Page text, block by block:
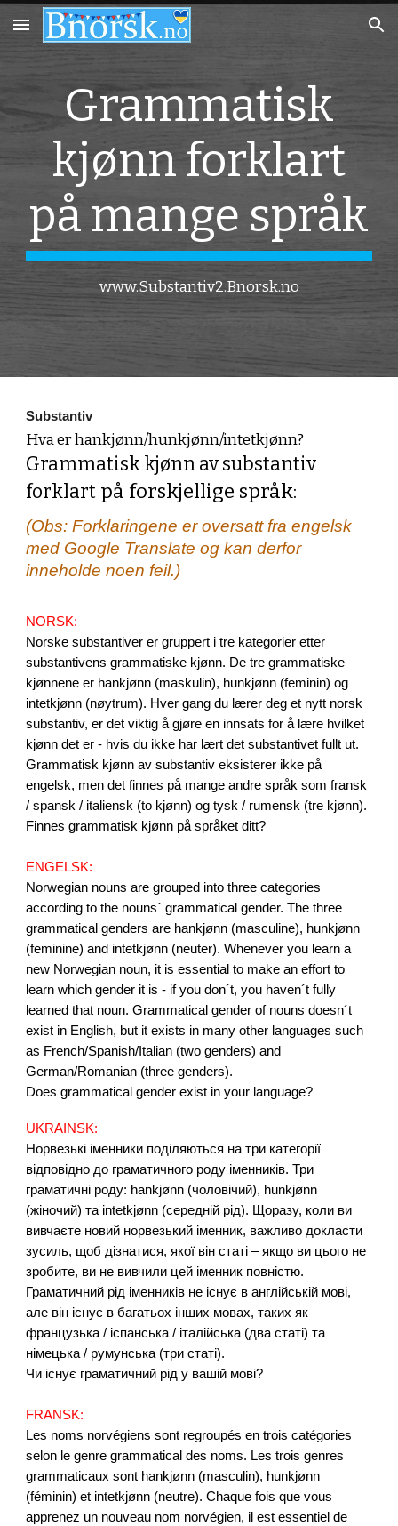
Skip to main content Skip to navigation
Grammatisk
kjønn forklart
på mange språk
www.Substantiv2.Bnorsk.no
Substantiv
Hva er hankjønn/hunkjønn/intetkjønn?
Grammatisk kjønn av substantiv
forklart på forskjellige språk:
(Obs: Forklaringene er oversatt fra engelsk
med Google Translate og kan derfor
inneholde noen feil.)
NORSK:
Norske substantiver er gruppert i tre kategorier etter
substantivens grammatiske kjønn. De tre grammatiske
kjønnene er hankjønn (maskulin), hunkjønn (feminin) og
intetkjønn (nøytrum). Hver gang du lærer deg et nytt norsk
substantiv, er det viktig å gjøre en innsats for å lære hvilket
kjønn det er - hvis du ikke har lært det substantivet fullt ut.
Grammatisk kjønn av substantiv eksisterer ikke på
engelsk, men det finnes på mange andre språk som fransk
/ spansk / italiensk (to kjønn) og tysk / rumensk (tre kjønn).
Finnes grammatisk kjønn på språket ditt?
ENGELSK:
Norwegian nouns are grouped into three categories
according to the nouns´ grammatical gender. The three
grammatical genders are hankjønn (masculine), hunkjønn
(feminine) and intetkjønn (neuter). Whenever you learn a
new Norwegian noun, it is essential to make an effort to
learn which gender it is - if you don´t, you haven´t fully
learned that noun. Grammatical gender of nouns doesn´t
exist in English, but it exists in many other languages such
as French/Spanish/Italian (two genders) and
German/Romanian (three genders).
Does grammatical gender exist in your language?
UKRAINSK:
Норвезькі іменники поділяються на три категорії
відповідно до граматичного роду іменників. Три
граматичні роду: hankjønn (чоловічий), hunkjønn
(жіночий) та intetkjønn (середній рід). Щоразу, коли ви
вивчаєте новий норвезький іменник, важливо докласти
зусиль, щоб дізнатися, якої він статі – якщо ви цього не
зробите, ви не вивчили цей іменник повністю.
Граматичний рід іменників не існує в англійській мові,
але він існує в багатьох інших мовах, таких як
французька / іспанська / італійська (два статі) та
німецька / румунська (три статі).
Чи існує граматичний рід у вашій мові?
FRANSK:
Les noms norvégiens sont regroupés en trois catégories
selon le genre grammatical des noms. Les trois genres
grammaticaux sont hankjønn (masculin), hunkjønn
(féminin) et intetkjønn (neutre). Chaque fois que vous
apprenez un nouveau nom norvégien, il est essentiel de